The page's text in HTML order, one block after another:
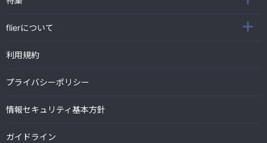
flierについて
利用規約
プライバシーポリシー
情報セキュリティ基本方針
ガイドライン